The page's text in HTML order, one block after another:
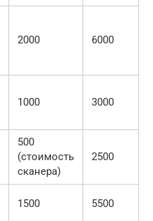
2000 6000
1000 3000
500
(стоимость
сканера)
2500
1500 5500